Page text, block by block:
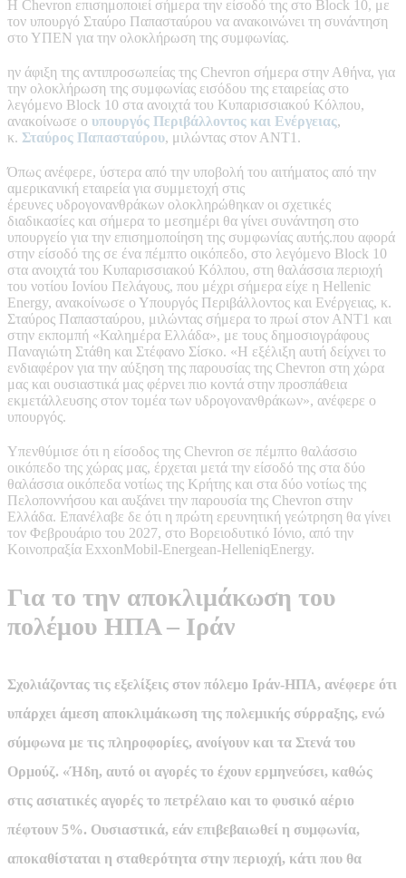
Η Chevron επισημοποιεί σήμερα την είσοδό της στο Block 10, με
τον υπουργό Σταύρο Παπασταύρου να ανακοινώνει τη συνάντηση
στο ΥΠΕΝ για την ολοκλήρωση της συμφωνίας.
ην άφιξη της αντιπροσωπείας της Chevron σήμερα στην Αθήνα, για
την ολοκλήρωση της συμφωνίας εισόδου της εταιρείας στο
λεγόμενο Block 10 στα ανοιχτά του Κυπαρισσιακού Κόλπου,
ανακοίνωσε ο υπουργός Περιβάλλοντος και Ενέργειας,
κ. Σταύρος Παπασταύρου, μιλώντας στον ΑΝΤ1.
Όπως ανέφερε, ύστερα από την υποβολή του αιτήματος από την
αμερικανική εταιρεία για συμμετοχή στις
έρευνες υδρογονανθράκων ολοκληρώθηκαν οι σχετικές
διαδικασίες και σήμερα το μεσημέρι θα γίνει συνάντηση στο
υπουργείο για την επισημοποίηση της συμφωνίας αυτής.που αφορά
στην είσοδό της σε ένα πέμπτο οικόπεδο, στο λεγόμενο Block 10
στα ανοιχτά του Κυπαρισσιακού Κόλπου, στη θαλάσσια περιοχή
του νοτίου Ιονίου Πελάγους, που μέχρι σήμερα είχε η Hellenic
Energy, ανακοίνωσε ο Υπουργός Περιβάλλοντος και Ενέργειας, κ.
Σταύρος Παπασταύρου, μιλώντας σήμερα το πρωί στον ΑΝΤ1 και
στην εκπομπή «Καλημέρα Ελλάδα», με τους δημοσιογράφους
Παναγιώτη Στάθη και Στέφανο Σίσκο. «Η εξέλιξη αυτή δείχνει το
ενδιαφέρον για την αύξηση της παρουσίας της Chevron στη χώρα
μας και ουσιαστικά μας φέρνει πιο κοντά στην προσπάθεια
εκμετάλλευσης στον τομέα των υδρογονανθράκων», ανέφερε ο
υπουργός.
Υπενθύμισε ότι η είσοδος της Chevron σε πέμπτο θαλάσσιο
οικόπεδο της χώρας μας, έρχεται μετά την είσοδό της στα δύο
θαλάσσια οικόπεδα νοτίως της Κρήτης και στα δύο νοτίως της
Πελοποννήσου και αυξάνει την παρουσία της Chevron στην
Ελλάδα. Επανέλαβε δε ότι η πρώτη ερευνητική γεώτρηση θα γίνει
τον Φεβρουάριο του 2027, στο Βορειοδυτικό Ιόνιο, από την
Κοινοπραξία ExxonMobil-Energean-HelleniqEnergy.
Για το την αποκλιμάκωση του
πολέμου ΗΠΑ – Ιράν
Σχολιάζοντας τις εξελίξεις στον πόλεμο Ιράν-ΗΠΑ, ανέφερε ότι
υπάρχει άμεση αποκλιμάκωση της πολεμικής σύρραξης, ενώ
σύμφωνα με τις πληροφορίες, ανοίγουν και τα Στενά του
Ορμούζ. «Ήδη, αυτό οι αγορές το έχουν ερμηνεύσει, καθώς
στις ασιατικές αγορές το πετρέλαιο και το φυσικό αέριο
πέφτουν 5%. Ουσιαστικά, εάν επιβεβαιωθεί η συμφωνία,
αποκαθίσταται η σταθερότητα στην περιοχή, κάτι που θα